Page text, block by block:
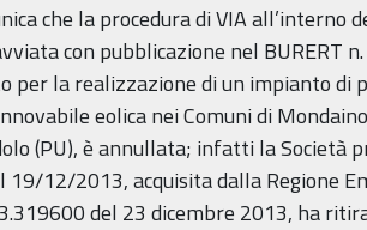
che la procedura di VIA all’interno
con pubblicazione nel BURERT
per la realizzazione di un impianto di
eolica nei Comuni di
(PU), è annullata; infatti la Società
19/12/2013, acquisita dalla Regione
del 23 dicembre 2013, ha